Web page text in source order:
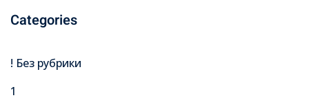
Categories
! Без рубрики
1